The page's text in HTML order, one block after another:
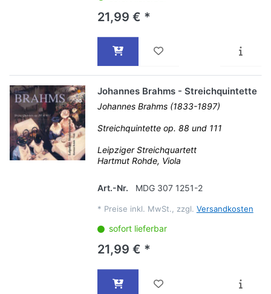
21,99 € *
Johannes Brahms - Streichquintette
Johannes Brahms (1833-1897)
Streichquintette op. 88 und 111
Leipziger Streichquartett
Hartmut Rohde, Viola
Art.-Nr. MDG 307 1251-2
* Preise inkl. MwSt., zzgl. Versandkosten
sofort lieferbar
21,99 € *